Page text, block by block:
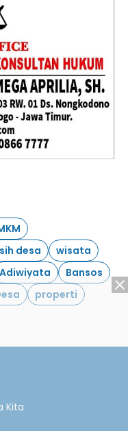
desa
wisata
Adiwiyata
Bansos
properti
Kita